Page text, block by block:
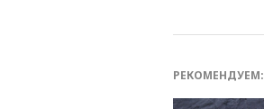
РЕКОМЕНДУЕМ: